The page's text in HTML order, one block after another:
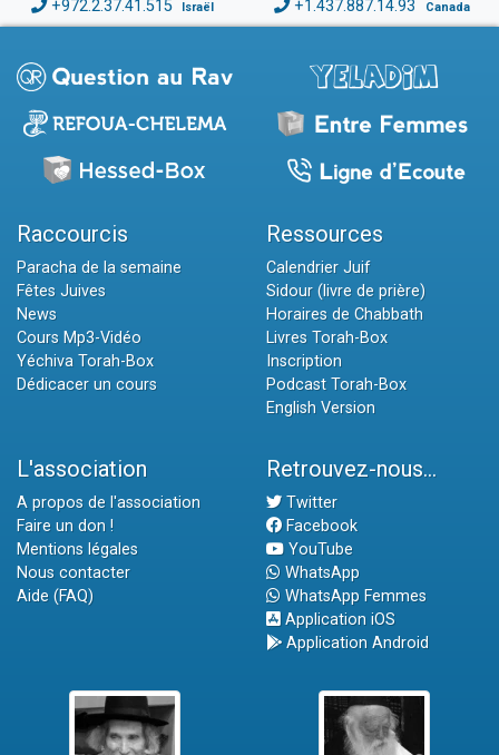
+972.2.37.41.515 Israël +1.437.887.14.93 Canada
Raccourcis
Paracha de la semaine
Fêtes Juives
News
Cours Mp3-Vidéo
Yéchiva Torah-Box
Dédicacer un cours
Ressources
Calendrier Juif
Sidour (livre de prière)
Horaires de Chabbath
Livres Torah-Box
Inscription
Podcast Torah-Box
English Version
L'association
A propos de l'association
Faire un don !
Mentions légales
Nous contacter
Aide (FAQ)
Retrouvez-nous...
Twitter
Facebook
YouTube
WhatsApp
WhatsApp Femmes
Application iOS
Application Android